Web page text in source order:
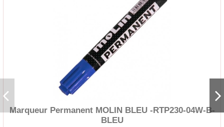
Marqueur Permanent MOLIN BLEU -RTP230-04W-B-
BLEU